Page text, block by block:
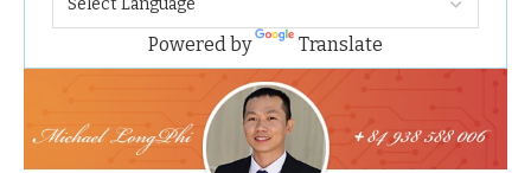
Powered by Translate